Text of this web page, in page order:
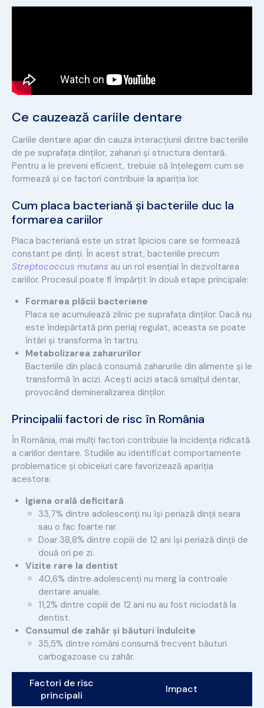
Ce cauzează cariile dentare
Cariile dentare apar din cauza interacțiunii dintre bacteriile
de pe suprafața dinților, zaharuri și structura dentară.
Pentru a le preveni eficient, trebuie să înțelegem cum se
formează și ce factori contribuie la apariția lor.
Cum placa bacteriană și bacteriile duc la
formarea cariilor
Placa bacteriană este un strat lipicios care se formează
constant pe dinți. În acest strat, bacteriile precum
Streptococcus mutans au un rol esențial în dezvoltarea
cariilor. Procesul poate fi împărțit în două etape principale:
Formarea plăcii bacteriene
Placa se acumulează zilnic pe suprafața dinților. Dacă nu
este îndepărtată prin periaj regulat, aceasta se poate
întări și transforma în tartru.
Metabolizarea zaharurilor
Bacteriile din placă consumă zaharurile din alimente și le
transformă în acizi. Acești acizi atacă smalțul dentar,
provocând demineralizarea dinților.
Principalii factori de risc în România
În România, mai mulți factori contribuie la incidența ridicată
a cariilor dentare. Studiile au identificat comportamente
problematice și obiceiuri care favorizează apariția
acestora:
Igiena orală deficitară
33,7% dintre adolescenți nu își periază dinții seara
sau o fac foarte rar.
Doar 38,8% dintre copiii de 12 ani își periază dinții de
două ori pe zi.
Vizite rare la dentist
40,6% dintre adolescenți nu merg la controale
dentare anuale.
11,2% dintre copiii de 12 ani nu au fost niciodată la
dentist.
Consumul de zahăr și băuturi îndulcite
35,5% dintre români consumă frecvent băuturi
carbogazoase cu zahăr.
Factori de risc
principali
Impact